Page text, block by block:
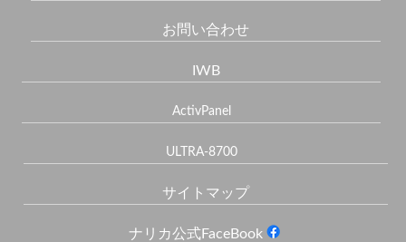
お問い合わせ
IWB
ActivPanel
ULTRA-8700
サイトマップ
ナリカ公式FaceBook